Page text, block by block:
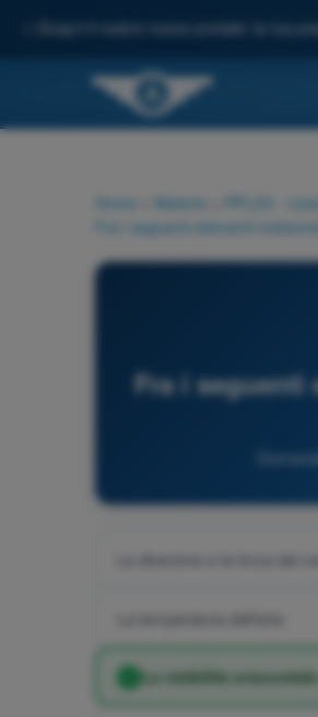
Scopri il nostro nuovo portale: la tua
Home Materie PPL(H) -
Fra i
La direzione e la forza del
La temperatura dell'aria
La visibilità